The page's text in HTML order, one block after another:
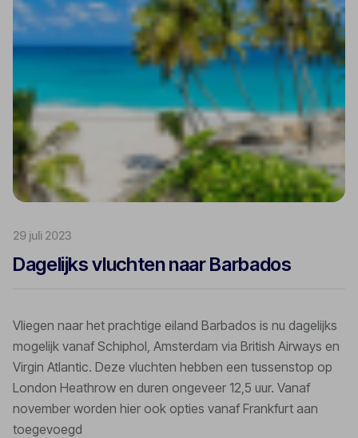
29 juli 2023
Dagelijks vluchten naar Barbados
Vliegen naar het prachtige eiland Barbados is nu dagelijks
mogelijk vanaf Schiphol, Amsterdam via British Airways en
Virgin Atlantic. Deze vluchten hebben een tussenstop op
London Heathrow en duren ongeveer 12,5 uur. Vanaf
november worden hier ook opties vanaf Frankfurt aan
toegevoegd